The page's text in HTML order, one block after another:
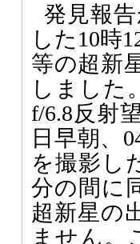
発見報
した10時
等の超新
しました
f/6.8反射
日早朝、
を撮影し
分の間に
超新星の
ません。